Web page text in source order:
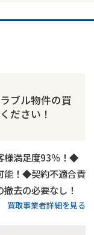
ブル物件の買
ださい！
様満足度93％！◆
能！◆契約不適合責
去の必要なし！
買取事業者詳細を見る